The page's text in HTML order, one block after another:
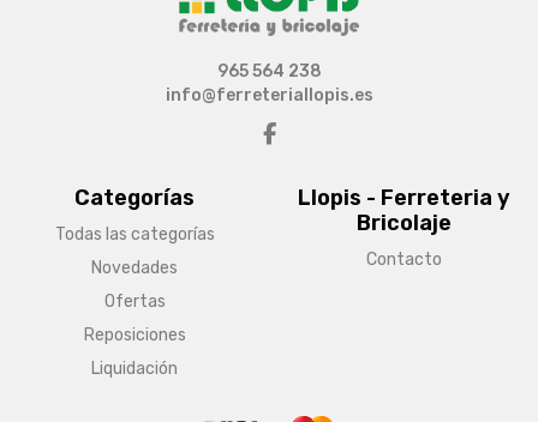
Categorías
Todas las categorías
Novedades
Ofertas
Reposiciones
Liquidación
Llopis - Ferreteria y
Bricolaje
Contacto
965 564 238
info@ferreteriallopis.es